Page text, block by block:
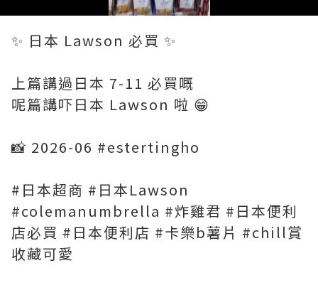
Loaded:
100.00%
✨ 日本 Lawson 必買 ✨
上篇講過日本 7-11 必買嘅
呢篇講吓日本 Lawson 啦 😁
📸 2026-06 #estertingho
#日本超商 #日本Lawson
#colemanumbrella #炸雞君 #日本便利
店必買 #日本便利店 #卡樂b薯片 #chill賞
收藏可愛